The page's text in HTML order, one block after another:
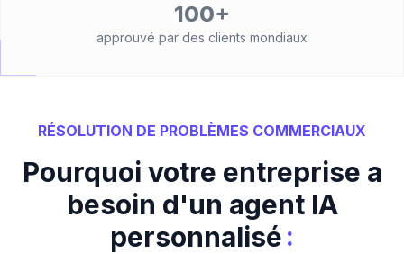
100+
approuvé par des clients mondiaux
RÉSOLUTION DE PROBLÈMES COMMERCIAUX
Pourquoi votre entreprise a
besoin d'un agent IA
personnalisé: